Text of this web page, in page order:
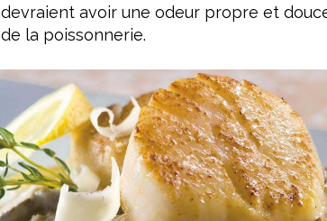
devraient avoir une odeur propre et
de la poissonnerie.